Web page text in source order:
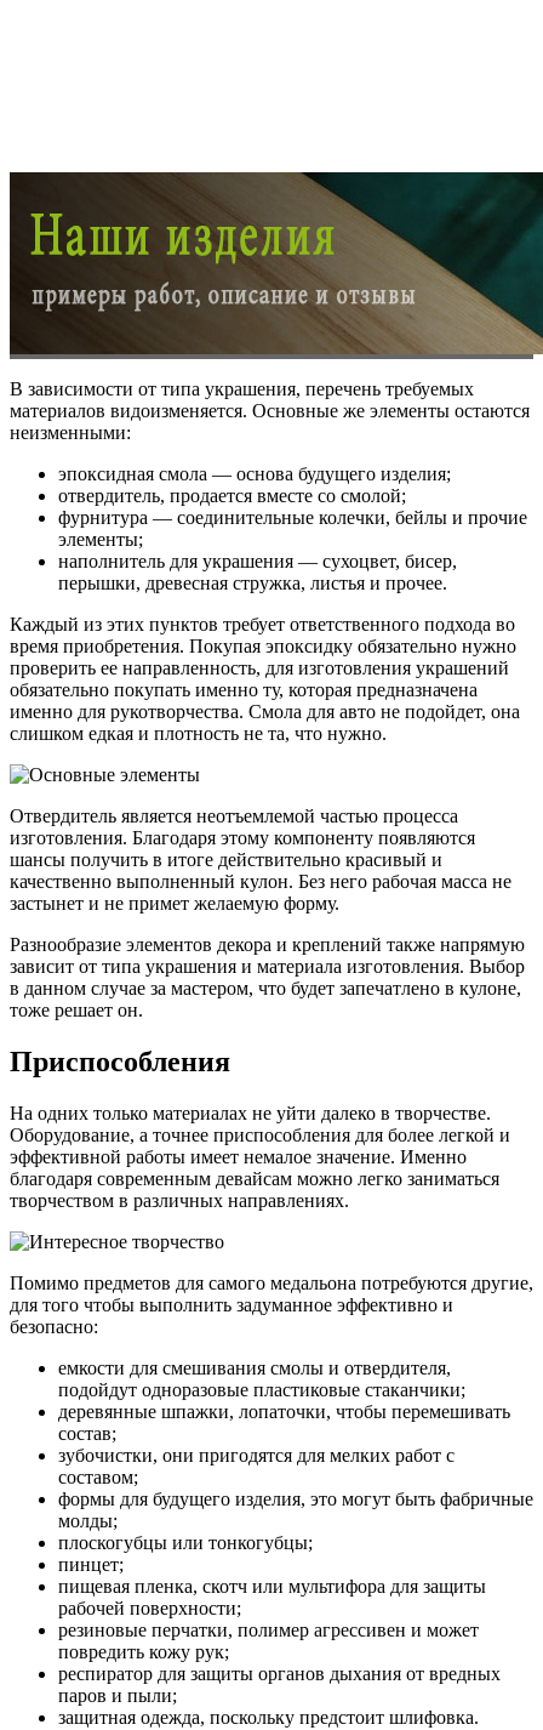
В зависимости от типа украшения, перечень требуемых
материалов видоизменяется. Основные же элементы остаются
неизменными:
эпоксидная смола — основа будущего изделия;
отвердитель, продается вместе со смолой;
фурнитура — соединительные колечки, бейлы и прочие
элементы;
наполнитель для украшения — сухоцвет, бисер,
перышки, древесная стружка, листья и прочее.
Каждый из этих пунктов требует ответственного подхода во
время приобретения. Покупая эпоксидку обязательно нужно
проверить ее направленность, для изготовления украшений
обязательно покупать именно ту, которая предназначена
именно для рукотворчества. Смола для авто не подойдет, она
слишком едкая и плотность не та, что нужно.
Отвердитель является неотъемлемой частью процесса
изготовления. Благодаря этому компоненту появляются
шансы получить в итоге действительно красивый и
качественно выполненный кулон. Без него рабочая масса не
застынет и не примет желаемую форму.
Разнообразие элементов декора и креплений также напрямую
зависит от типа украшения и материала изготовления. Выбор
в данном случае за мастером, что будет запечатлено в кулоне,
тоже решает он.
Приспособления
На одних только материалах не уйти далеко в творчестве.
Оборудование, а точнее приспособления для более легкой и
эффективной работы имеет немалое значение. Именно
благодаря современным девайсам можно легко заниматься
творчеством в различных направлениях.
Помимо предметов для самого медальона потребуются другие,
для того чтобы выполнить задуманное эффективно и
безопасно:
емкости для смешивания смолы и отвердителя,
подойдут одноразовые пластиковые стаканчики;
деревянные шпажки, лопаточки, чтобы перемешивать
состав;
зубочистки, они пригодятся для мелких работ с
составом;
формы для будущего изделия, это могут быть фабричные
молды;
плоскогубцы или тонкогубцы;
пинцет;
пищевая пленка, скотч или мультифора для защиты
рабочей поверхности;
резиновые перчатки, полимер агрессивен и может
повредить кожу рук;
респиратор для защиты органов дыхания от вредных
паров и пыли;
защитная одежда, поскольку предстоит шлифовка.